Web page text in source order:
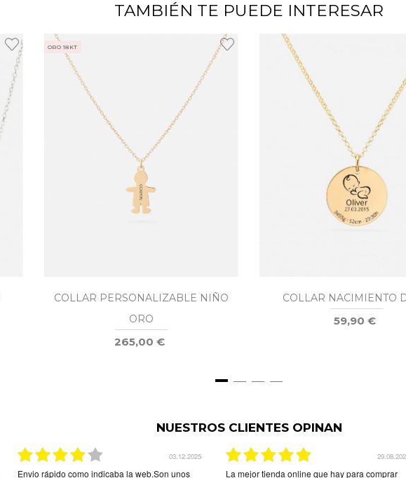
TAMBIÉN TE PUEDE INTERESAR
ORO 18KT
COLLAR PERSONALIZABLE NIÑO
ORO
265,00 €
COLLAR NACIMIENTO
59,90 €
NUESTROS CLIENTES OPINAN
03.12.2025
Envio rápido como indicaba la web.Son unos
La mejor tienda online que hay para comprar